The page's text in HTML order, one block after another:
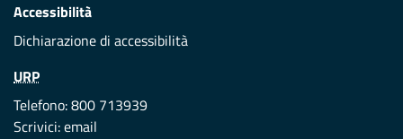
Accessibilità
Dichiarazione di accessibilità
URP
Telefono: 800 713939
Scrivici:email